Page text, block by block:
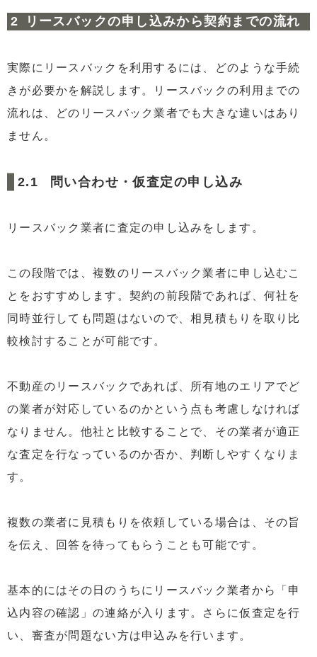
リースバックの申し込みから契約までの流れ
実際にリースバックを利用するには、どのような手続
きが必要かを解説します。リースバックの利用までの
流れは、どのリースバック業者でも大きな違いはあり
ません。
問い合わせ・仮査定の申し込み
リースバック業者に査定の申し込みをします。
この段階では、複数のリースバック業者に申し込むこ
とをおすすめします。契約の前段階であれば、何社を
同時並行しても問題はないので、相見積もりを取り比
較検討することが可能です。
不動産のリースバックであれば、所有地のエリアでど
の業者が対応しているのかという点も考慮しなければ
なりません。他社と比較することで、その業者が適正
な査定を行なっているのか否か、判断しやすくなりま
す。
複数の業者に見積もりを依頼している場合は、その旨
を伝え、回答を待ってもらうことも可能です。
基本的にはその日のうちにリースバック業者から「申
込内容の確認」の連絡が入ります。さらに仮査定を行
い、審査が問題ない方は申込みを行います。